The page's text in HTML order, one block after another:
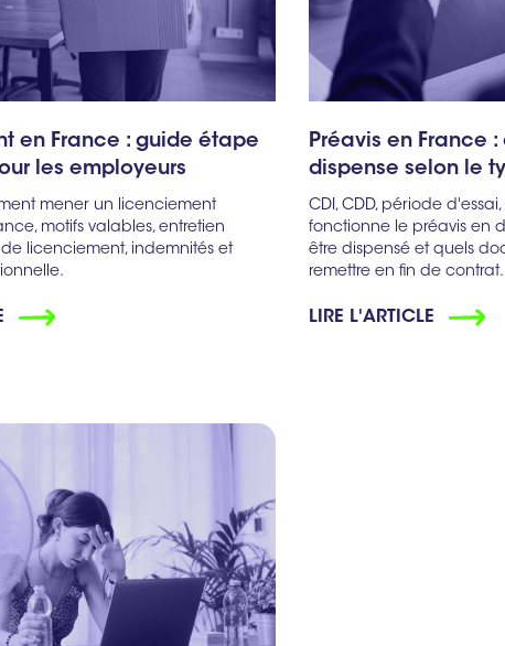
en France : guide étape
les employeurs
mener un licenciement
motifs valables, entretien
licenciement, indemnités et
Préavis en France
dispense selon le
CDI, CDD, période
fonctionne le préavis en
être dispensé et quels
remettre en fin de contrat.
LIRE L'ARTICLE